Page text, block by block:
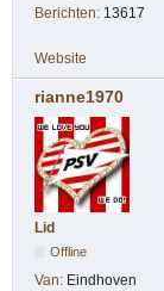
Berichten: 13617
Website
rianne1970
Lid
Offline
Van: Eindhoven